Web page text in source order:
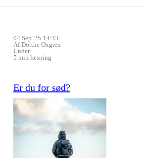
04 Sep '25 14:33
Af Dorthe Oxgren
Under
5 min læsning
Er du for sød?